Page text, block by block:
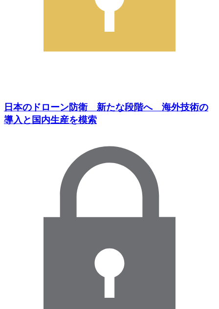
日本のドローン防衛 新たな段階へ 海外技術の
導入と国内生産を模索